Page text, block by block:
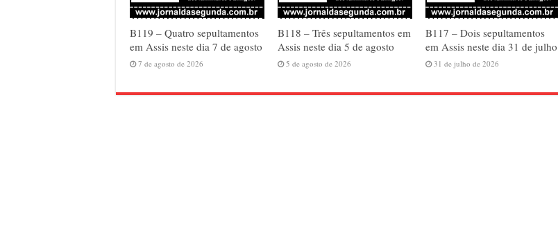
B119 – Quatro sepultamentos
em Assis neste dia 7 de agosto
7 de agosto de 2026
B118 – Três sepultamentos em
Assis neste dia 5 de agosto
5 de agosto de 2026
B117 – Dois sepultamentos
em Assis neste dia 31 de julho
31 de julho de 2026